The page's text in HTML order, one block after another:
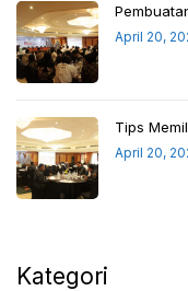
April 20,
Tips
April 20,
Kategori